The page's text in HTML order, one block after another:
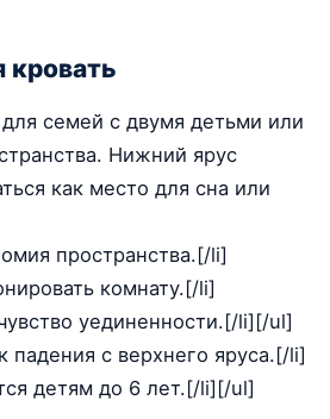
кровать
семей с двумя детьми или
Нижний ярус
как место для сна или
пространства.[/li]
комнату.[/li]
уединенности.[/li][/ul]
падения с верхнего яруса.[/li]
детям до 6 лет.[/li][/ul]